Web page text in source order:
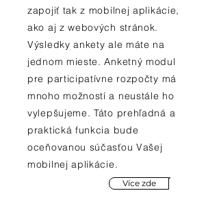
zapojiť tak z mobilnej aplikácie,
ako aj z webových stránok.
Výsledky ankety ale máte na
jednom mieste. Anketný modul
pre participatívne rozpočty má
mnoho možností a neustále ho
vylepšujeme. Táto prehľadná a
praktická funkcia bude
oceňovanou súčasťou Vašej
mobilnej aplikácie.
Více zde